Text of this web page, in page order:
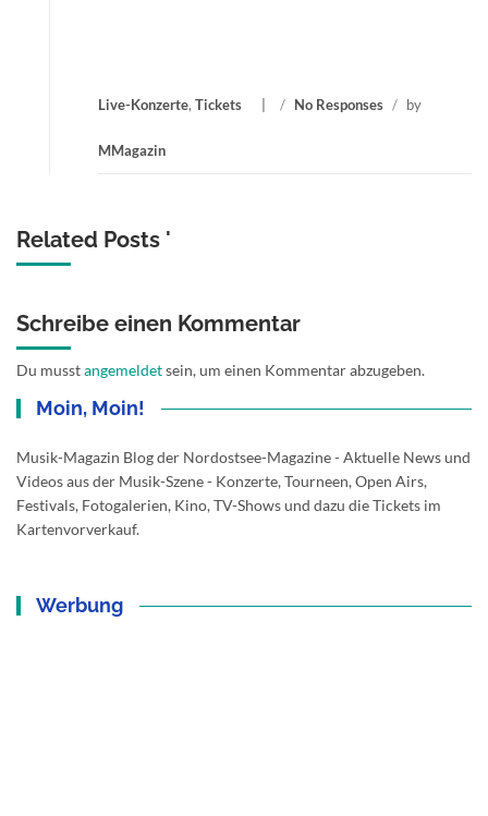
Live-Konzerte, Tickets / No Responses / by
MMagazin
Related Posts '
Schreibe einen Kommentar
Du musstangemeldetsein, um einen Kommentar abzugeben.
Moin, Moin!
Musik-Magazin Blog der Nordostsee-Magazine - Aktuelle News und
Videos aus der Musik-Szene - Konzerte, Tourneen, Open Airs,
Festivals, Fotogalerien, Kino, TV-Shows und dazu die Tickets im
Kartenvorverkauf.
Werbung